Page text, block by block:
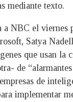
mediante texto.
a NBC el viernes
Satya
que usan la
de
de
implementar